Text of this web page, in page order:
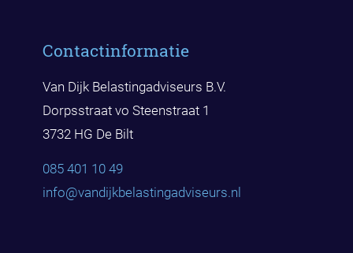
Contactinformatie
Van Dijk Belastingadviseurs B.V.
Dorpsstraat vo Steenstraat 1
3732 HG De Bilt
085 401 10 49
info@vandijkbelastingadviseurs.nl